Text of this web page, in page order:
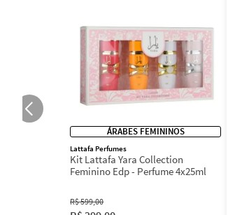
ÁRABES FEMININOS
Lattafa Perfumes
Kit Lattafa Yara Collection
Feminino Edp - Perfume 4x25ml
R$599,00